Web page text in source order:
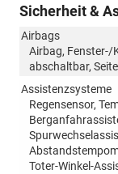
Sicherheit &
Airbags
Airbag, Fenster-/
abschaltbar,
Assistenzsysteme
Regensensor,
Toter-Winkel-